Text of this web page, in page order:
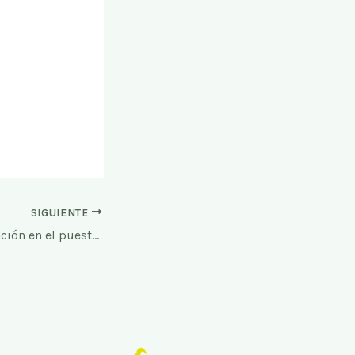
SIGUIENTE
Comienza la formación en el puesto de trabajo del curso de Restauración «Le Petit Mairene